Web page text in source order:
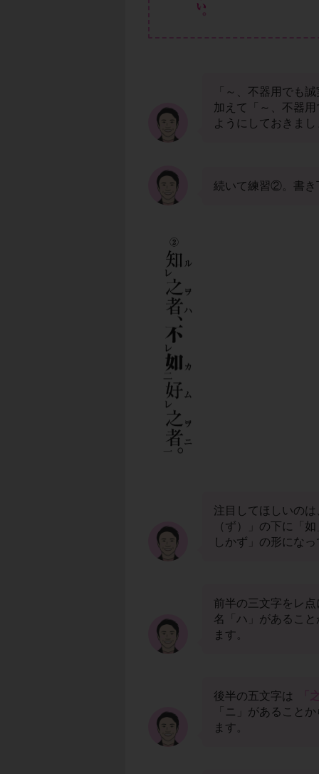
「～、不器用でも
加えて「～、不器
ようにしておきま
続いて練習②。書き
注目してほしいの
（ず）」の下に「
しかず」の形にな
前半の三文字をレ
名「ハ」があるこ
ます。
後半の五文字は
「ニ」があること
ます。